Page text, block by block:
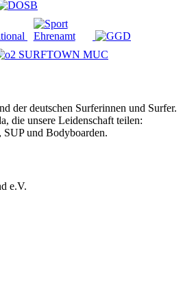
der deutschen Surferinnen und Surfer.
die unsere Leidenschaft teilen:
und Bodyboarden.
e.V.